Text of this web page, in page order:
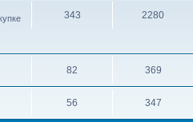
343 2280
82 369
56 347